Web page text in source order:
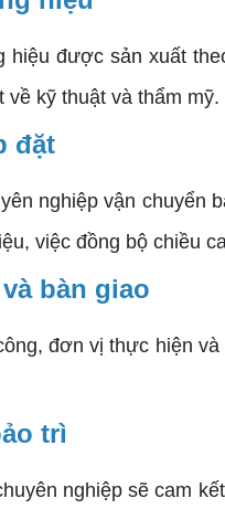
hiệu được sản xuất
về kỹ thuật và thẩm mỹ.
đặt
nghiệp vận chuyển
việc đồng bộ chiều
bàn giao
đơn vị thực hiện
trì
nghiệp sẽ cam